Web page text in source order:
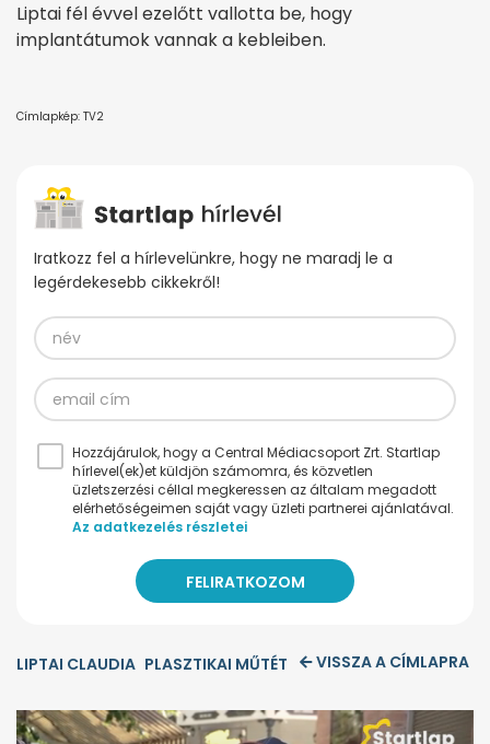
Liptai fél évvel ezelőtt vallotta be, hogy
implantátumok vannak a kebleiben.
Címlapkép: TV2
Iratkozz fel a hírlevelünkre, hogy ne maradj le a
legérdekesebb cikkekről!
Hozzájárulok, hogy a Central Médiacsoport Zrt. Startlap
hírlevel(ek)et küldjön számomra, és közvetlen
üzletszerzési céllal megkeressen az általam megadott
elérhetőségeimen saját vagy üzleti partnerei ajánlatával.
Az adatkezelés részletei
LIPTAI CLAUDIA PLASZTIKAI MŰTÉT VISSZA A CÍMLAPRA